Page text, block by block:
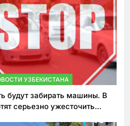
УЗБЕКИСТАНА
будут забирать машины. В
серьезно ужесточить